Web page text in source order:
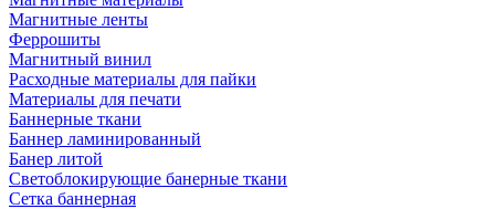
Магнитные ленты
Феррошиты
Магнитный винил
Расходные материалы для пайки
Материалы для печати
Баннерные ткани
Баннер ламинированный
Банер литой
Светоблокирующие банерные ткани
Сетка баннерная